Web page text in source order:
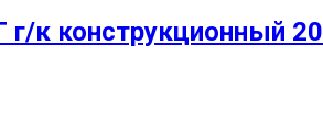
г/к конструкционный 20